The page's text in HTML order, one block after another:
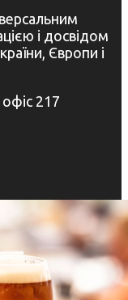
і досвідом
Європи і
217